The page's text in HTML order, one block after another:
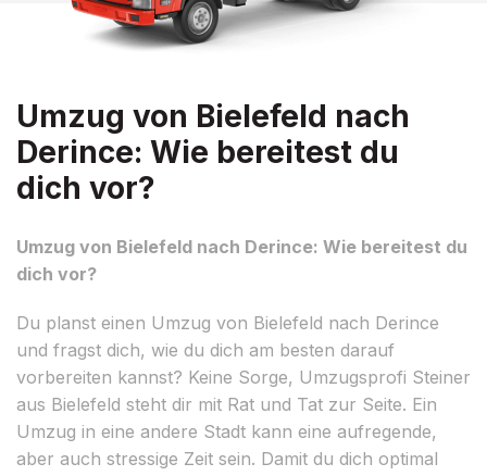
Umzug von Bielefeld nach
Derince: Wie bereitest du
dich vor?
Umzug von Bielefeld nach Derince: Wie bereitest du
dich vor?
Du planst einen Umzug von Bielefeld nach Derince
und fragst dich, wie du dich am besten darauf
vorbereiten kannst? Keine Sorge, Umzugsprofi Steiner
aus Bielefeld steht dir mit Rat und Tat zur Seite. Ein
Umzug in eine andere Stadt kann eine aufregende,
aber auch stressige Zeit sein. Damit du dich optimal